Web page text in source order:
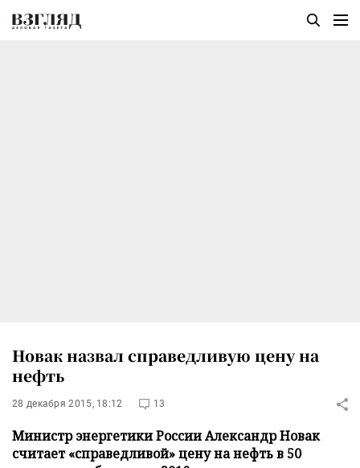
Новак назвал справедливую цену на
нефть
28 декабря 2015, 18:12 13
Министр энергетики России Александр Новак
считает «справедливой» цену на нефть в 50